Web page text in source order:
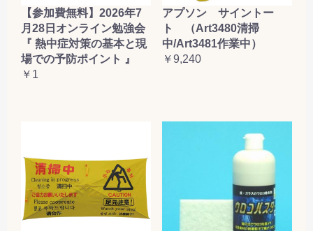
【参加費無料】2026年7
月28日オンライン勉強会
『 熱中症対策の基本と現
場での予防ポイント 』
￥1
アプソン サイントー
ト （Art3480清掃
中/Art3481作業中）
￥9,240